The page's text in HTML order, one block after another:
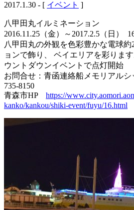
2017.1.30 - [ イベント ]
八甲田丸イルミネーション
2016.11.25（金）～2017.2.5（日）
八甲田丸の外観を色彩豊かな電球約
ョンで飾り、 ベイエリアを彩りま
ウントダウンイベントで点灯開始
お問合せ：青函連絡船メモリアル
735-8150
青森市HP https://
kanko/kankou/shiki-event/fuyu/16.html